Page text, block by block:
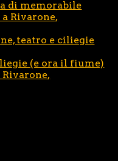
di memorabile
a Rivarone,
teatro e ciliegie
(e ora il fiume)
Rivarone,